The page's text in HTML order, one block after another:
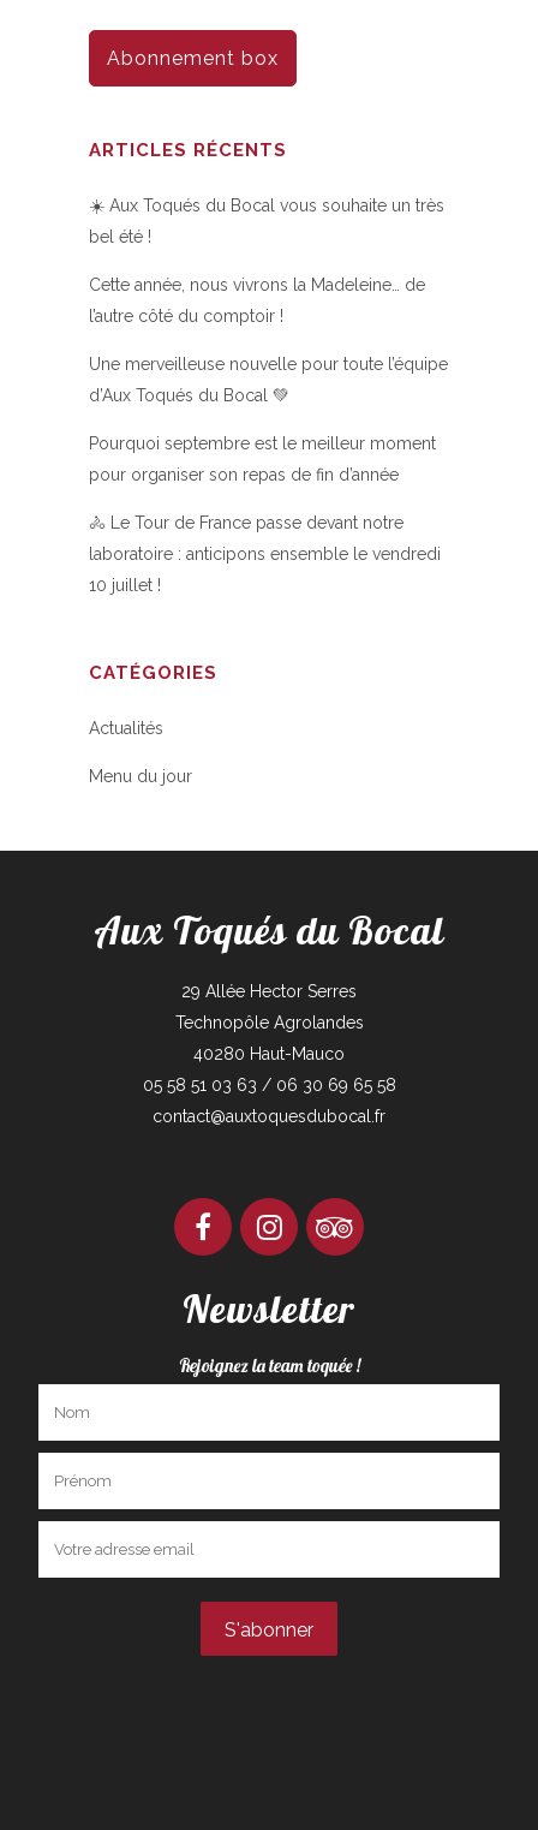
Abonnement box
ARTICLES RÉCENTS
☀️ Aux Toqués du Bocal vous souhaite un très
bel été !
Cette année, nous vivrons la Madeleine… de
l’autre côté du comptoir !
Une merveilleuse nouvelle pour toute l’équipe
d’Aux Toqués du Bocal 💚
Pourquoi septembre est le meilleur moment
pour organiser son repas de fin d’année
🚴 Le Tour de France passe devant notre
laboratoire : anticipons ensemble le vendredi
10 juillet !
CATÉGORIES
Actualités
Menu du jour
Aux Toqués du Bocal
29 Allée Hector Serres
Technopôle Agrolandes
40280 Haut-Mauco
05 58 51 03 63 / 06 30 69 65 58
contact@auxtoquesdubocal.fr
Newsletter
Rejoignez la team toquée !